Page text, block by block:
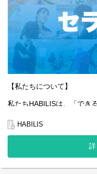
【私たちについて】
私たちHABILISは、「でき
全国的に約5％しかない、
行っている企業です。
私たちは子どもたちやご家
いくことはもちろんのこと
る」も同じように大切にし
HABILIS